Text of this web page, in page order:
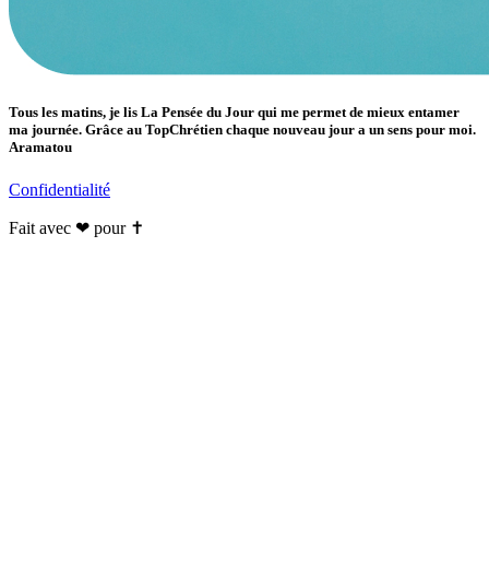
Tous les matins, je lis La Pensée du Jour qui me permet de mieux entamer
ma journée. Grâce au TopChrétien chaque nouveau jour a un sens pour moi.
Aramatou
Confidentialité
Fait avec ❤ pour ✝️️